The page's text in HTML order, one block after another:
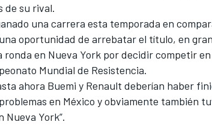
de su rival.
una carrera esta temporada en
oportunidad de arrebatar el título, en
ronda en Nueva York por decidir competir en
Mundial de Resistencia.
ahora Buemi y Renault deberían haber
en México y obviamente también
York”.